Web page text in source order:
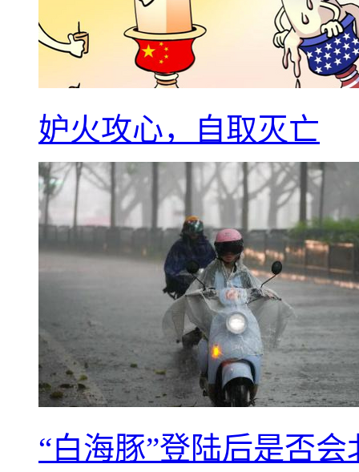
妒火攻心，自取灭亡
“白海豚”登陆后是否